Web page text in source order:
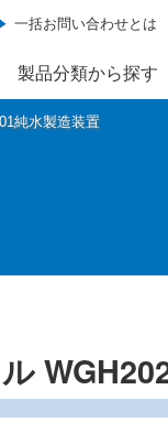
一括お問い合わせとは
製品分類から探す
純水製造装置